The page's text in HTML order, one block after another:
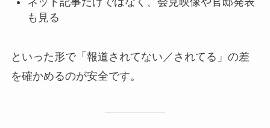
も見る
といった形で「報道されてない／されてる」の差
を確かめるのが安全です。